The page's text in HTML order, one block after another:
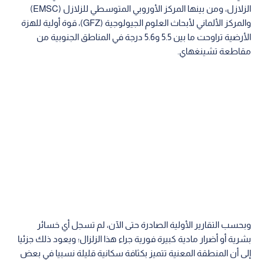
الزلازل، ومن بينها المركز الأوروبي المتوسطي للزلازل (EMSC)
والمركز الألماني لأبحاث العلوم الجيولوجية (GFZ)، قوة أولية للهزة
الأرضية تراوحت ما بين 5.5 و5.6 درجة في المناطق الجنوبية من
مقاطعة تشينغهاي.
وبحسب التقارير الأولية الصادرة حتى الآن، لم تسجل أي خسائر
بشرية أو أضرار مادية كبيرة فورية جراء هذا الزلزال؛ ويعود ذلك جزئيا
إلى أن المنطقة المعنية تتميز بكثافة سكانية قليلة نسبيا في بعض